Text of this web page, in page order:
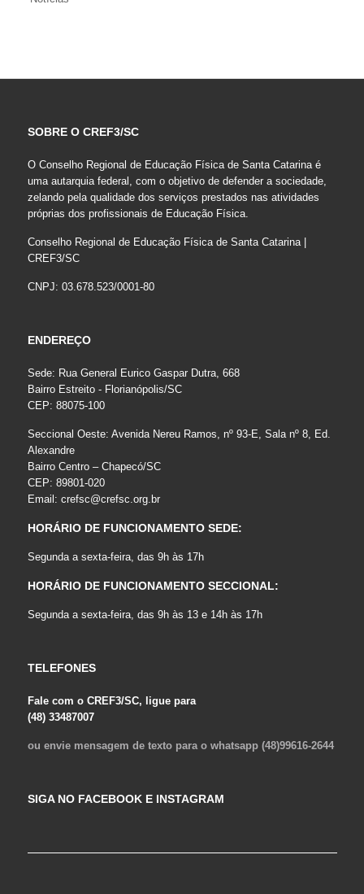
SOBRE O CREF3/SC
O Conselho Regional de Educação Física de Santa Catarina é
uma autarquia federal, com o objetivo de defender a sociedade,
zelando pela qualidade dos serviços prestados nas atividades
próprias dos profissionais de Educação Física.
Conselho Regional de Educação Física de Santa Catarina |
CREF3/SC
CNPJ: 03.678.523/0001-80
ENDEREÇO
Sede: Rua General Eurico Gaspar Dutra, 668
Bairro Estreito - Florianópolis/SC
CEP: 88075-100
Seccional Oeste: Avenida Nereu Ramos, nº 93-E, Sala nº 8, Ed.
Alexandre
Bairro Centro – Chapecó/SC
CEP: 89801-020
Email: crefsc@crefsc.org.br
HORÁRIO DE FUNCIONAMENTO SEDE:
Segunda a sexta-feira, das 9h às 17h
HORÁRIO DE FUNCIONAMENTO SECCIONAL:
Segunda a sexta-feira, das 9h às 13 e 14h às 17h
TELEFONES
Fale com o CREF3/SC, ligue para
(48) 33487007
ou envie mensagem de texto para o whatsapp (48)99616-2644
SIGA NO FACEBOOK E INSTAGRAM